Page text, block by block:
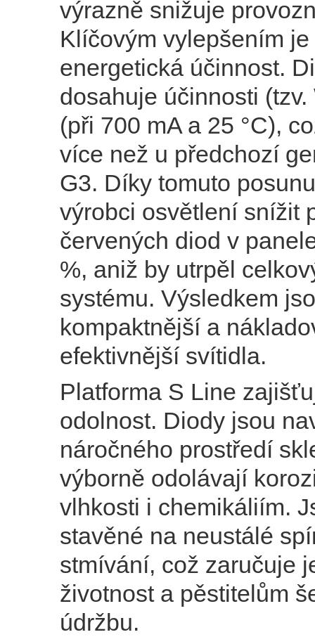
výrazně snižuje
Klíčovým vylepšením
energetická účinnost.
dosahuje účinnosti
(při 700 mA a 25 °C),
více než u předchozí
G3. Díky tomuto
výrobci osvětlení snížit
červených diod v
%, aniž by utrpěl
systému. Výsledkem
kompaktnější a
efektivnější svítidla.
Platforma S Line
odolnost. Diody jsou
náročného prostředí
výborně odolávají
vlhkosti i chemikáliím.
stavěné na neustálé
stmívání, což zaručuje
životnost a pěstitelům
údržbu.